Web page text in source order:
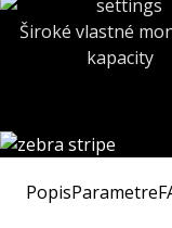
Široké vlastné
kapacity
PopisParametre